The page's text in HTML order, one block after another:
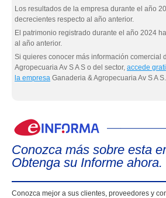
Los resultados de la empresa durante el año
decrecientes respecto al año anterior.
El patrimonio registrado durante el año 2024
al año anterior.
Si quieres conocer más información comercial
Agropecuaria Av S A S o del sector, accede
la empresa Ganaderia & Agropecuaria Av S A S.
Conozca más sobre esta
Obtenga su Informe ahora.
Conozca mejor a sus clientes, proveedores y